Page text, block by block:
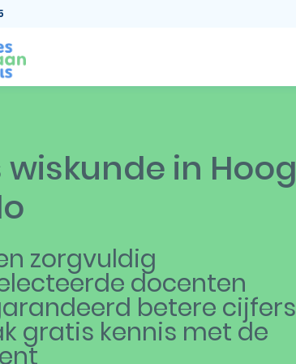
wiskunde in Hoog
zorgvuldig
docenten
betere cijfers
gratis kennis met de